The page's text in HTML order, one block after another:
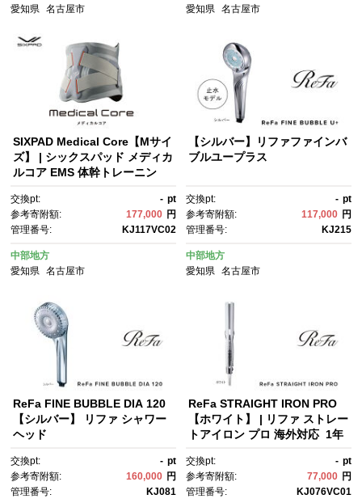
愛知県
名古屋市
愛知県 名古屋市
SIXPAD Medical Core【Mサイ
ズ】 | シックスパッド メディカ
ルコア EMS 体幹トレーニン
気 おすすめ フィットネス 運動
不足解消 筋力アップ トレーニ
ング器具 健康グッズ 美容 健康
家電 送料無料 名古屋市
交換pt: - pt
参考寄附額:
177,000 円
管理番号:
KJ117VC02
中部地方
愛知県
名古屋市
【シルバー】リファファインバ
ブルユープラス
交換pt: - pt
参考寄附額:
117,000 円
管理番号:
KJ215
中部地方
愛知県 名古屋市
ReFa FINE BUBBLE DIA 120
【シルバー】 リファ シャワー
ヘッド
交換pt: - pt
参考寄附額:
160,000 円
管理番号:
KJ081
ReFa STRAIGHT IRON PRO
【ホワイト】 | リファ ストレー
トアイロン プロ 海外対応 1年
師 プレゼント ギフト ヘアケ
ア 傷まない 人気 おすすめ 愛知
県 名古屋市
交換pt: - pt
参考寄附額:
77,000 円
管理番号:
KJ076VC01